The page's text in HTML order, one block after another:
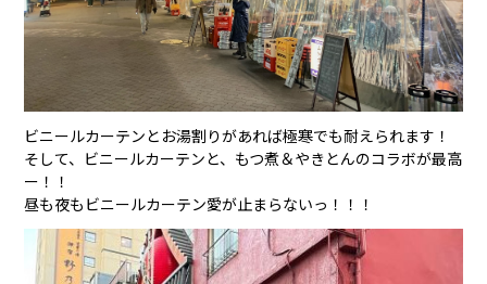
ビニールカーテンとお湯割りがあれば極寒でも耐えられます！
そして、ビニールカーテンと、もつ煮＆やきとんのコラボが最高
ー！！
昼も夜もビニールカーテン愛が止まらないっ！！！